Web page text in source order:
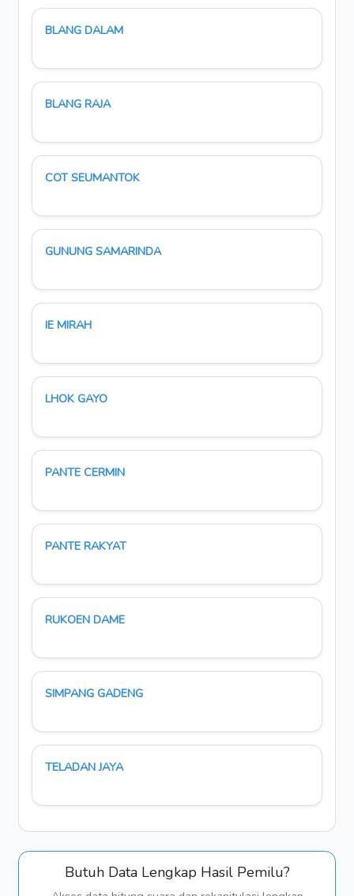
BLANG DALAM
BLANG RAJA
COT SEUMANTOK
GUNUNG SAMARINDA
IE MIRAH
LHOK GAYO
PANTE CERMIN
PANTE RAKYAT
RUKOEN DAME
SIMPANG GADENG
TELADAN JAYA
Butuh Data Lengkap Hasil Pemilu?